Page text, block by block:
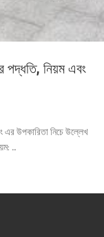
পদ্ধতি, নিয়ম এবং
এর উপকারিতা নিচে উল্লেখ
...